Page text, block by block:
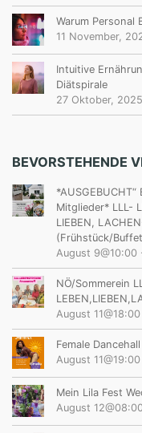
Warum
11 November,
Intuitive
Diätspirale
27 Oktober, 2025
BEVORSTEHENDE
Mitglieder* LLL-
LIEBEN,
(Frühstück/
August 9@10:00
NÖ/Sommerein
August 11@18:00
Female
August 11@19:00
Mein Lila Fest
August